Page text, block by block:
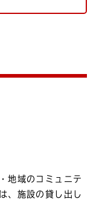
地域のコミュニテ
、施設の貸し出し